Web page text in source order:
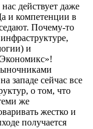
действует даже
и компетенции в
Почему-то
и
западе сейчас все
о том, что
же
жестко и
получается